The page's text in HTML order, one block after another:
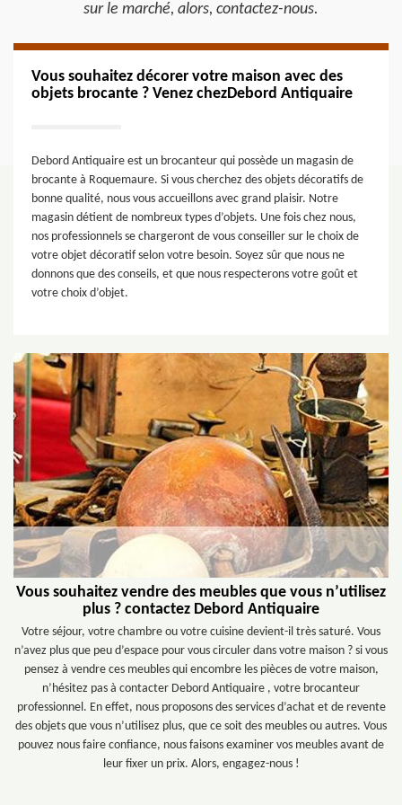
sur le marché, alors, contactez-nous.
Vous souhaitez décorer votre maison avec des
objets brocante ? Venez chezDebord Antiquaire
Debord Antiquaire est un brocanteur qui possède un magasin de
brocante à Roquemaure. Si vous cherchez des objets décoratifs de
bonne qualité, nous vous accueillons avec grand plaisir. Notre
magasin détient de nombreux types d’objets. Une fois chez nous,
nos professionnels se chargeront de vous conseiller sur le choix de
votre objet décoratif selon votre besoin. Soyez sûr que nous ne
donnons que des conseils, et que nous respecterons votre goût et
votre choix d’objet.
Vous souhaitez vendre des meubles que vous n’utilisez
plus ? contactez Debord Antiquaire
Votre séjour, votre chambre ou votre cuisine devient-il très saturé. Vous
n’avez plus que peu d’espace pour vous circuler dans votre maison ? si vous
pensez à vendre ces meubles qui encombre les pièces de votre maison,
n’hésitez pas à contacter Debord Antiquaire , votre brocanteur
professionnel. En effet, nous proposons des services d’achat et de revente
des objets que vous n’utilisez plus, que ce soit des meubles ou autres. Vous
pouvez nous faire confiance, nous faisons examiner vos meubles avant de
leur fixer un prix. Alors, engagez-nous !